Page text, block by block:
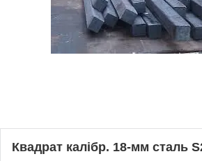
Квадрат калібр. 18-мм сталь